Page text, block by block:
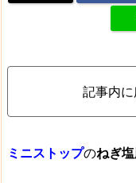
記事内に
ミニストップのねぎ